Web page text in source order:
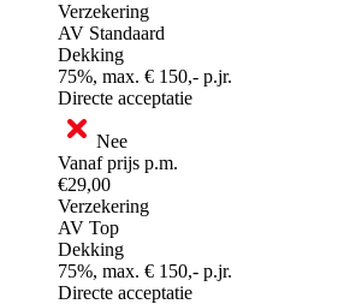
Verzekering
AV Standaard
Dekking
75%, max. € 150,- p.jr.
Directe acceptatie
Nee
Vanaf prijs p.m.
€29,00
Verzekering
AV Top
Dekking
75%, max. € 150,- p.jr.
Directe acceptatie